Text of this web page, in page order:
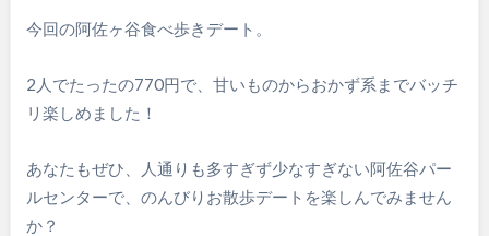
今回の阿佐ヶ谷食べ歩きデート。
2人でたったの770円で、甘いものからおかず系までバッチ
リ楽しめました！
あなたもぜひ、人通りも多すぎず少なすぎない阿佐谷パー
ルセンターで、のんびりお散歩デートを楽しんでみません
か？